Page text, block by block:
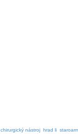
chirurgický nástroj hrad li